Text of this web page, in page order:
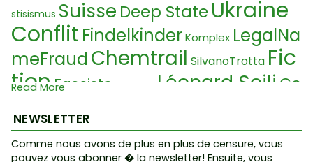
stisismus Suisse Deep State Ukraine
Conflit FindelkinderKomplex LegalNa
meFraudChemtrail SilvanoTrotta Fic
tionFasciste Léonard Sojli Go
tanismStockholm SyndromGelb
westenBenjamin NetanyahuSing
Read More
NEWSLETTER
Comme nous avons de plus en plus de censure, vous
pouvez vous abonner � la newsletter! Ensuite, vous